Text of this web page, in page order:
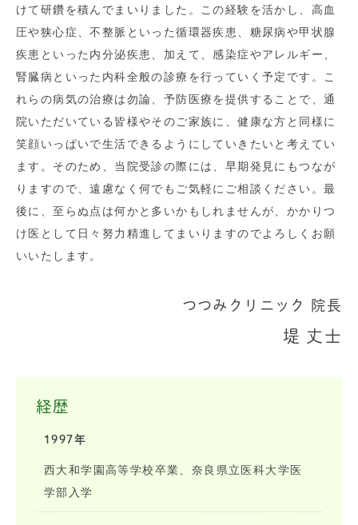
けて研鑽を積んでまいりました。この経験を活かし、高血
圧や狭心症、不整脈といった循環器疾患、糖尿病や甲状腺
疾患といった内分泌疾患、加えて、感染症やアレルギー、
腎臓病といった内科全般の診療を行っていく予定です。こ
れらの病気の治療は勿論、予防医療を提供することで、通
院いただいている皆様やそのご家族に、健康な方と同様に
笑顔いっぱいで生活できるようにしていきたいと考えてい
ます。そのため、当院受診の際には、早期発見にもつなが
りますので、遠慮なく何でもご気軽にご相談ください。最
後に、至らぬ点は何かと多いかもしれませんが、かかりつ
け医として日々努力精進してまいりますのでよろしくお願
いいたします。
つつみクリニック 院長
堤 丈士
経歴
1997年
西大和学園高等学校卒業、奈良県立医科大学医
学部入学